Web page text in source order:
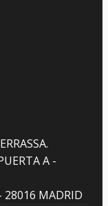
A -
28016 MADRID